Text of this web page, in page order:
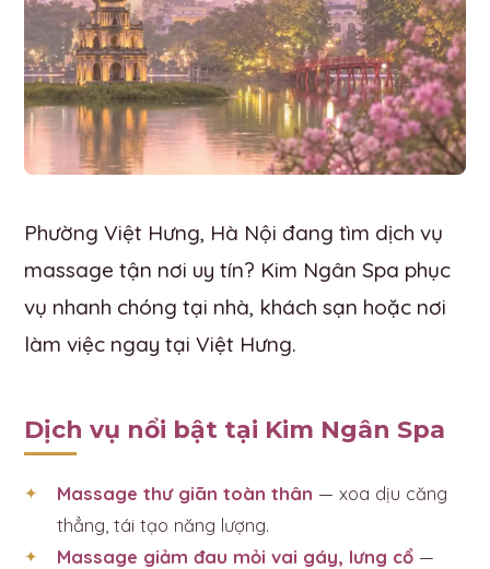
Phường Việt Hưng, Hà Nội đang tìm dịch vụ
massage tận nơi uy tín? Kim Ngân Spa phục
vụ nhanh chóng tại nhà, khách sạn hoặc nơi
làm việc ngay tại Việt Hưng.
Dịch vụ nổi bật tại Kim Ngân Spa
Massage thư giãn toàn thân — xoa dịu căng
thẳng, tái tạo năng lượng.
Massage giảm đau mỏi vai gáy, lưng cổ —